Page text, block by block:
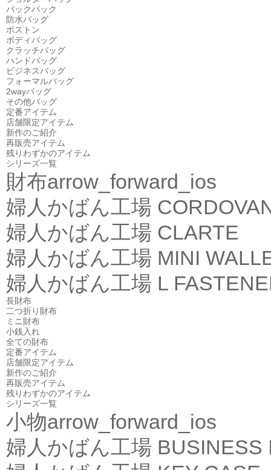
バックパック
防水バッグ
ボストン
ボディバッグ
クラッチバッグ
ハンドバッグ
ビジネスバッグ
フォーマルバッグ
2wayバッグ
その他バッグ
定番アイテム
店舗限定アイテム
新作のご紹介
再販売アイテム
残りわずかのアイテム
シリーズ一覧
財布arrow_forward_ios
婦人かばん工場
婦人かばん工場 CLARTE
婦人かばん工場 MINI
婦人かばん工場 L
長財布
二つ折り財布
ミニ財布
小銭入れ
全ての財布
定番アイテム
店舗限定アイテム
新作のご紹介
再販売アイテム
残りわずかのアイテム
シリーズ一覧
小物arrow_forward_ios
婦人かばん工場 BUSINESS